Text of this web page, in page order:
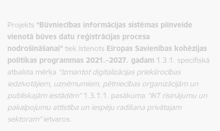
Projekts “Būvniecības informācijas sistēmas pilnveide
vienotā būves datu reģistrācijas procesa
nodrošināšanai” tiek īstenots Eiropas Savienības kohēzijas
politikas programmas 2021.–2027. gadam 1.3.1. specifiskā
atbalsta mērķa “Izmantot digitalizācijas priekšrocības
iedzīvotājiem, uzņēmumiem, pētniecības organizācijām un
publiskajām iestādēm”1.3.1.1. pasākuma “IKT risinājumu un
pakalpojumu attīstība un iespēju radīšana privātajam
sektoram”ietvaros.